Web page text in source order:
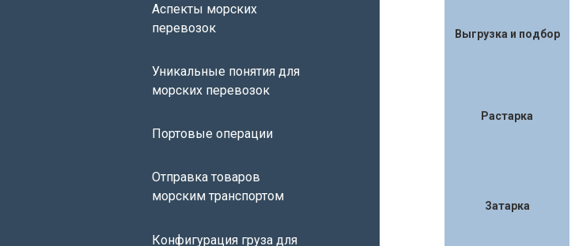
Аспекты морских
перевозок
Уникальные понятия для
морских перевозок
Портовые операции
Отправка товаров
морским транспортом
Конфигурация груза для
Выгрузка и подбор
Растарка
Затарка